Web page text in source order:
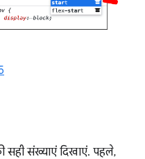
सही संख्याएं दिखाएं. पहले,